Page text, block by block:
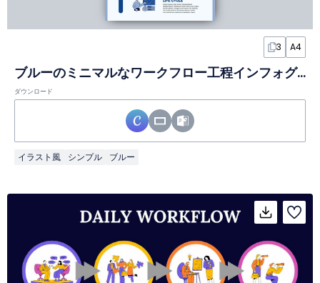
3 A4
ブルーのミニマルなワークフロー工程インフォグラフィック
ダウンロード
イラスト風 シンプル ブルー